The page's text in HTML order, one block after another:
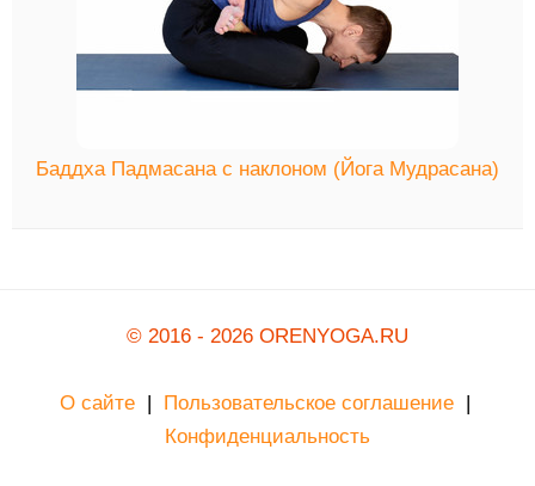
Баддха Падмасана с наклоном (Йога Мудрасана)
© 2016 - 2026 ORENYOGA.RU
О сайте| Пользовательское соглашение|
Конфиденциальность